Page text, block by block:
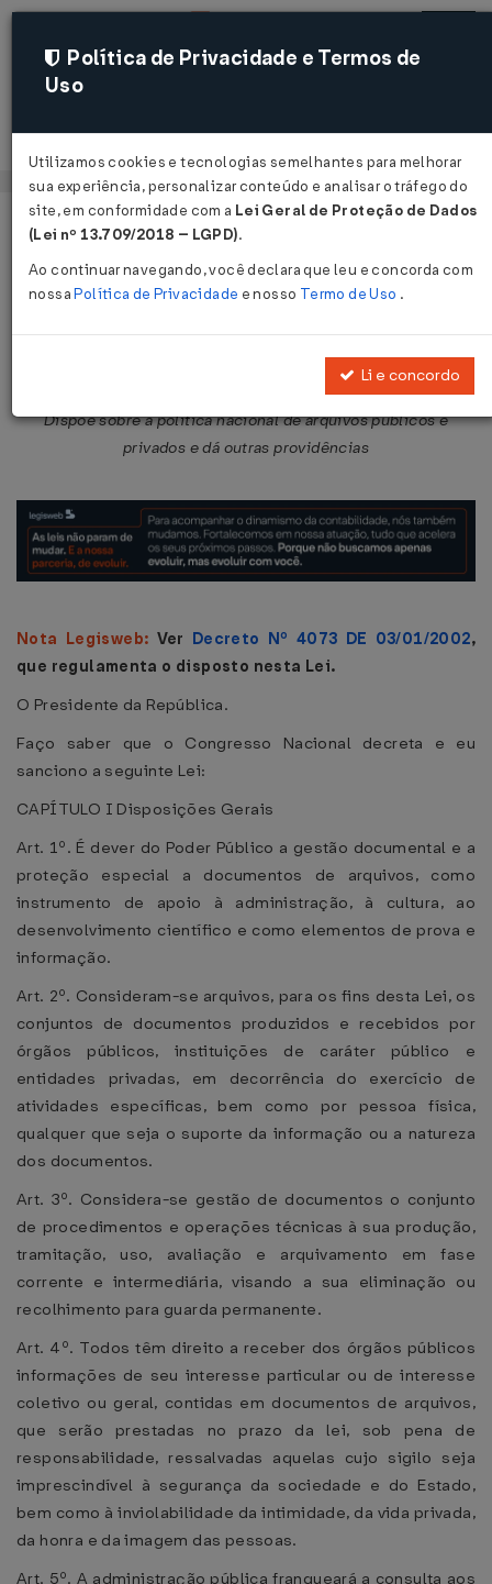
Acessar
Página Inicial Legislações
Lei Nº 8159 DE 08/01/1991
Publicado no DOU em 8 jan 1991
Dispõe sobre a política nacional de arquivos públicos e
privados e dá outras providências
Nota Legisweb: Ver Decreto Nº 4073 DE 03/01/2002,
que regulamenta o disposto nesta Lei.
O Presidente da República.
Faço saber que o Congresso Nacional decreta e eu
sanciono a seguinte Lei:
CAPÍTULO I Disposições Gerais
Art. 1º. É dever do Poder Público a gestão documental e a
proteção especial a documentos de arquivos, como
instrumento de apoio à administração, à cultura, ao
desenvolvimento científico e como elementos de prova e
informação.
Art. 2º. Consideram-se arquivos, para os fins desta Lei, os
conjuntos de documentos produzidos e recebidos por
órgãos públicos, instituições de caráter público e
entidades privadas, em decorrência do exercício de
atividades específicas, bem como por pessoa física,
qualquer que seja o suporte da informação ou a natureza
dos documentos.
Art. 3º. Considera-se gestão de documentos o conjunto
de procedimentos e operações técnicas à sua produção,
tramitação, uso, avaliação e arquivamento em fase
corrente e intermediária, visando a sua eliminação ou
recolhimento para guarda permanente.
Art. 4º. Todos têm direito a receber dos órgãos públicos
informações de seu interesse particular ou de interesse
coletivo ou geral, contidas em documentos de arquivos,
que serão prestadas no prazo da lei, sob pena de
responsabilidade, ressalvadas aquelas cujo sigilo seja
imprescindível à segurança da sociedade e do Estado,
bem como à inviolabilidade da intimidade, da vida privada,
da honra e da imagem das pessoas.
Art. 5º. A administração pública franqueará a consulta aos
Política de Privacidade e Termos de
Uso
Utilizamos cookies e tecnologias semelhantes para melhorar
sua experiência, personalizar conteúdo e analisar o tráfego do
site, em conformidade com a Lei Geral de Proteção de Dados
(Lei nº 13.709/2018 – LGPD).
Ao continuar navegando, você declara que leu e concorda com
nossaPolítica de Privacidade e nosso Termo de Uso .
Li e concordo